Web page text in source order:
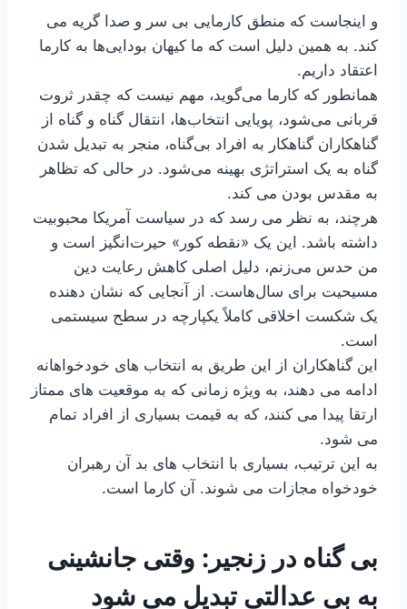
و اینجاست که منطق کارمایی بی سر و صدا گریه می
کند. به همین دلیل است که ما کیهان بودایی‌ها به کارما
اعتقاد داریم.
همانطور که کارما می‌گوید، مهم نیست که چقدر ثروت
قربانی می‌شود، پویایی انتخاب‌ها، انتقال گناه و گناه از
گناهکاران گناهکار به افراد بی‌گناه، منجر به تبدیل شدن
گناه به یک استراتژی بهینه می‌شود. در حالی که تظاهر
به مقدس بودن می کند.
هرچند، به نظر می رسد که در سیاست آمریکا محبوبیت
داشته باشد. این یک «نقطه کور» حیرت‌انگیز است و
من حدس می‌زنم، دلیل اصلی کاهش رعایت دین
مسیحیت برای سال‌هاست. از آنجایی که نشان دهنده
یک شکست اخلاقی کاملاً یکپارچه در سطح سیستمی
است.
این گناهکاران از این طریق به انتخاب های خودخواهانه
ادامه می دهند، به ویژه زمانی که به موقعیت های ممتاز
ارتقا پیدا می کنند، که به قیمت بسیاری از افراد تمام
می شود.
به این ترتیب، بسیاری با انتخاب های بد آن رهبران
خودخواه مجازات می شوند. آن کارما است.
بی گناه در زنجیر: وقتی جانشینی
به بی عدالتی تبدیل می شود